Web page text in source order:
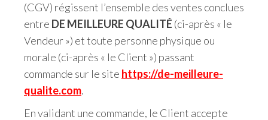
(CGV) régissent l’ensemble des ventes conclues
entre DE MEILLEURE QUALITÉ (ci-après « le
Vendeur ») et toute personne physique ou
morale (ci-après « le Client ») passant
commande sur le site https://de-meilleure-
qualite.com.
En validant une commande, le Client accepte